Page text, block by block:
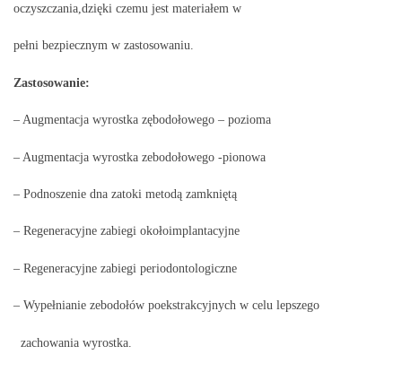
oczyszczania,dzięki czemu jest materiałem w
pełni bezpiecznym w zastosowaniu.
Zastosowanie:
– Augmentacja wyrostka zębodołowego – pozioma
– Augmentacja wyrostka zebodołowego -pionowa
– Podnoszenie dna zatoki metodą zamkniętą
– Regeneracyjne zabiegi okołoimplantacyjne
– Regeneracyjne zabiegi periodontologiczne
– Wypełnianie zebodołów poekstrakcyjnych w celu lepszego
zachowania wyrostka.